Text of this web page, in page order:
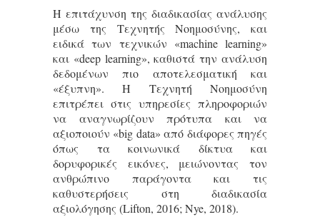
Η επιτάχυνση της διαδικασίας ανάλυσης
μέσω της Τεχνητής Νοημοσύνης, και
ειδικά των τεχνικών «machine learning»
και «deep learning», καθιστά την ανάλυση
δεδομένων πιο αποτελεσματική και
«έξυπνη». Η Τεχνητή Νοημοσύνη
επιτρέπει στις υπηρεσίες πληροφοριών
να αναγνωρίζουν πρότυπα και να
αξιοποιούν «big data» από διάφορες πηγές
όπως τα κοινωνικά δίκτυα και
δορυφορικές εικόνες, μειώνοντας τον
ανθρώπινο παράγοντα και τις
καθυστερήσεις στη διαδικασία
αξιολόγησης (Lifton, 2016; Nye, 2018).